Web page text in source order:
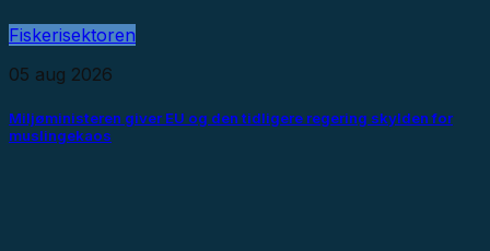
Fiskerisektoren
05 aug 2026
Miljøministeren giver EU og den tidligere regering skylden for
muslingekaos